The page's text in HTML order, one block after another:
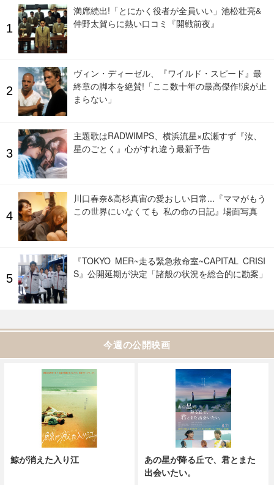
満席続出!「とにかく役者が全員いい」池松壮亮&
仲野太賀らに熱い口コミ『開戦前夜』
ヴィン・ディーゼル、『ワイルド・スピード』最
終章の脚本を絶賛!「ここ数十年の最高傑作!涙が止
まらない」
主題歌はRADWIMPS、横浜流星×広瀬すず『汝、
星のごとく』心がすれ違う最新予告
川口春奈&高杉真宙の愛おしい日常...『ママがもう
この世界にいなくても 私の命の日記』場面写真
『TOKYO MER~走る緊急救命室~CAPITAL CRISI
S』公開延期が決定「諸般の状況を総合的に勘案」
今週の公開映画
鯨が消えた入り江
あの星が降る丘で、君とまた
出会いたい。